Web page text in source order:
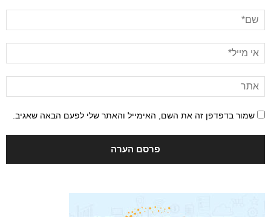
שמור בדפדפן זה את השם, האימייל והאתר שלי לפעם הבאה שאגיב.